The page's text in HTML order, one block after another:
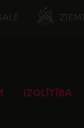
IZGLĪTĪBA